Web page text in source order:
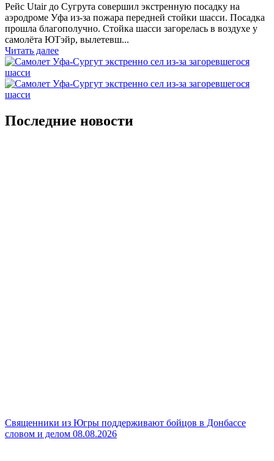
Рейс Utair до Сугрута совершил экстренную посадку на
аэродроме Уфа из-за пожара передней стойки шасси. Посадка
прошла благополучно. Стойка шасси загорелась в воздухе у
самолёта ЮТэйр, вылетевш...
Читать далее
Последние новости
Священники из Югры поддерживают бойцов в Донбассе
словом и делом 08.08.2026